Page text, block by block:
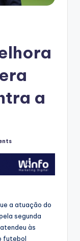
a
a atuação do
segunda
às
futebol